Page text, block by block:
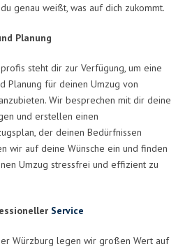
genau weißt, was auf dich zukommt.
Planung
steht dir zur Verfügung, um eine
Planung für deinen Umzug von
Wir besprechen mit dir deine
und erstellen einen
der deinen Bedürfnissen
wir auf deine Wünsche ein und finden
Umzug stressfrei und effizient zu
Service
Würzburg legen wir großen Wert auf